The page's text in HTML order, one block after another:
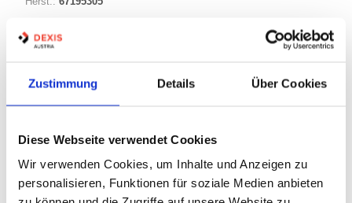
Zustimmung Details Über Cookies
Diese Webseite verwendet Cookies
Wir verwenden Cookies, um Inhalte und Anzeigen zu
personalisieren, Funktionen für soziale Medien anbieten
ID: 185,00mm
STK Warenkorb